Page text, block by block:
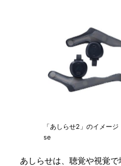
「あしらせ2」のイメー
se
あしらせは、聴覚や視覚で